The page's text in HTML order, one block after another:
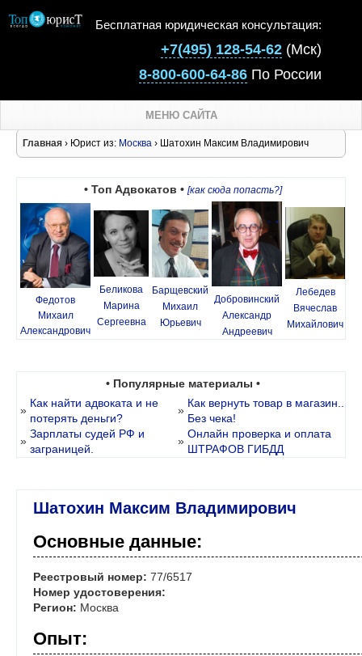
Бесплатная юридическая консультация:
+7(495) 128-54-62 (Мск)
8-800-600-64-86 По России
МЕНЮ САЙТА
Главная › Юрист из: Москва › Шатохин Максим Владимирович
• Топ Адвокатов • [как сюда попасть?]
Федотов
Михаил
Александрович
Беликова
Марина
Сергеевна
Барщевский
Михаил
Юрьевич
Добровинский
Александр
Андреевич
Лебедев
Вячеслав
Михайлович
• Популярные материалы •
»
Как найти адвоката и не
потерять деньги?
»
Как вернуть товар в магазин..
Без чека!
»
Зарплаты судей РФ и
заграницей.
»
Онлайн проверка и оплата
ШТРАФОВ ГИБДД
Шатохин Максим Владимирович
Основные данные:
Реестровый номер: 77/6517
Номер удостоверения:
Регион: Москва
Опыт: